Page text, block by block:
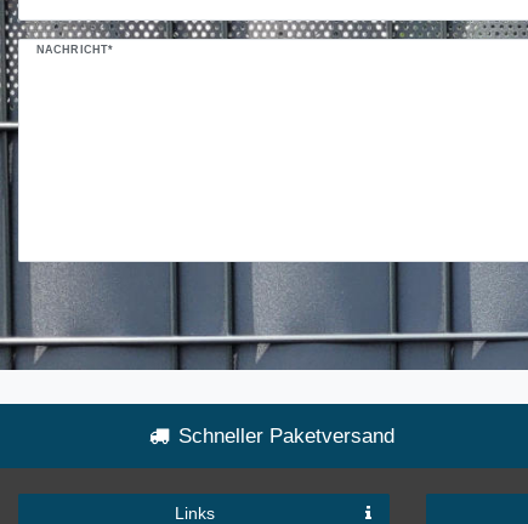
NACHRICHT*
Schneller Paketversand
Links